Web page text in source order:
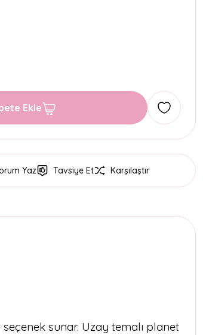
Ekle
Yaz Tavsiye Et Karşılaştır
sunar. Uzay temalı planet